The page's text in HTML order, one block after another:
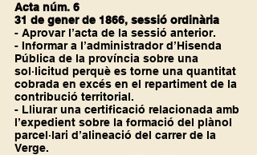
Acta núm. 6
31 de gener de 1866, sessió ordinària
- Aprovar l’acta de la sessió anterior.
- Informar a l’administrador d’Hisenda
Pública de la província sobre una
sol·licitud perquè es torne una quantitat
cobrada en excés en el repartiment de la
contribució territorial.
- Lliurar una certificació relacionada amb
l’expedient sobre la formació del plànol
parcel·lari d’alineació del carrer de la
Verge.